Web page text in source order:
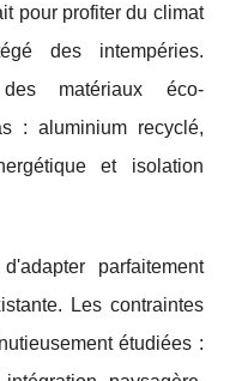
pour profiter du climat
des intempéries.
matériaux éco-
: aluminium recyclé,
et isolation
parfaitement
Les contraintes
étudiées :